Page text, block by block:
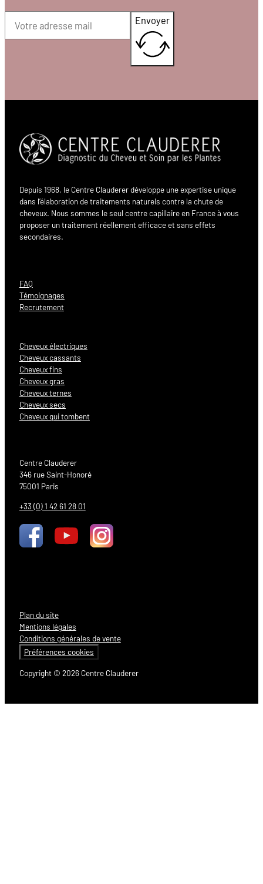
Envoyer
Depuis 1968, le Centre Clauderer développe une expertise unique
dans l’élaboration de traitements naturels contre la chute de
cheveux. Nous sommes le seul centre capillaire en France à vous
proposer un traitement réellement efficace et sans effets
secondaires.
FAQ
Témoignages
Recrutement
Cheveux électriques
Cheveux cassants
Cheveux fins
Cheveux gras
Cheveux ternes
Cheveux secs
Cheveux qui tombent
Centre Clauderer
346 rue Saint-Honoré
75001 Paris
+33 (0) 1 42 61 28 01
Copyright © 2026 Centre Clauderer
Plan du site
Mentions légales
Conditions générales de vente
Préférences cookies